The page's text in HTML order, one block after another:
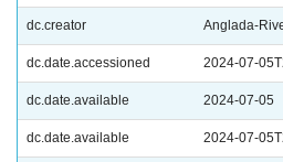
dc.creator Anglada-
dc.date.accessioned 2024-07-
dc.date.available 2024-07-05
dc.date.available 2024-07-